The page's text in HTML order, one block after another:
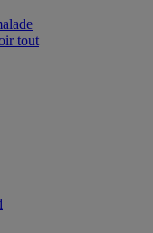
tout